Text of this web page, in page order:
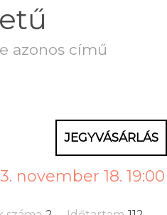
azonos című
JEGYVÁSÁRLÁS
november 18. 19:00